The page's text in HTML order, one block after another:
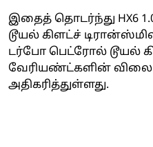
இதைத் தொடர்ந்து HX6
டூயல் கிளட்ச்
டர்போ பெட்ரோல் டூயல்
வேரியண்ட்களின் விலை
அதிகரித்துள்ளது.